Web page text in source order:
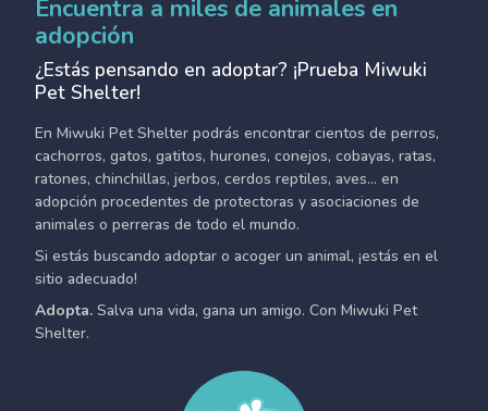
Encuentra a miles de animales en
adopción
¿Estás pensando en adoptar? ¡Prueba Miwuki
Pet Shelter!
En Miwuki Pet Shelter podrás encontrar cientos de perros,
cachorros, gatos, gatitos, hurones, conejos, cobayas, ratas,
ratones, chinchillas, jerbos, cerdos reptiles, aves... en
adopción procedentes de protectoras y asociaciones de
animales o perreras de todo el mundo.
Si estás buscando adoptar o acoger un animal, ¡estás en el
sitio adecuado!
Adopta. Salva una vida, gana un amigo. Con Miwuki Pet
Shelter.